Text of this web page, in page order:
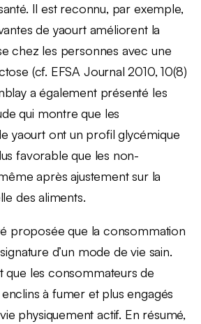
Il est reconnu, par exemple,
de yaourt améliorent la
chez les personnes avec une
(cf. EFSA Journal 2010, 10(8)
a également présenté les
qui montre que les
yaourt ont un profil glycémique
favorable que les non-
après ajustement sur la
des aliments.
proposée que la consommation
d’un mode de vie sain.
que les consommateurs de
à fumer et plus engagés
physiquement actif. En résumé,